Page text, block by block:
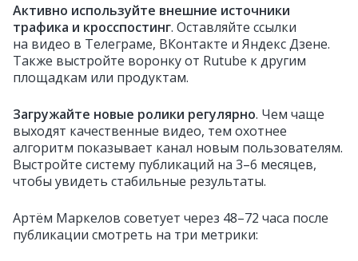
Активно используйте внешние источники
трафика и кросспостинг. Оставляйте ссылки
на видео в Телеграме, ВКонтакте и Яндекс Дзене.
Также выстройте воронку от Rutube к другим
площадкам или продуктам.
Загружайте новые ролики регулярно. Чем чаще
выходят качественные видео, тем охотнее
алгоритм показывает канал новым пользователям.
Выстройте систему публикаций на 3–6 месяцев,
чтобы увидеть стабильные результаты.
Артём Маркелов советует через 48–72 часа после
публикации смотреть на три метрики: